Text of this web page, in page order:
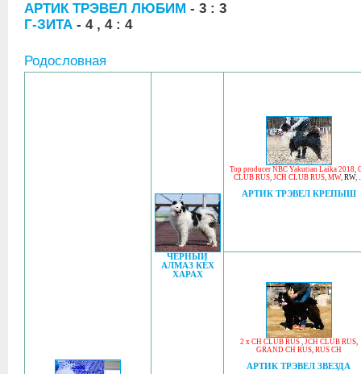
АРТИК ТРЭВЕЛ ЛЮБИМ - 3 : 3
Г-ЗИТА - 4 , 4 : 4
Родословная
ЧЕРНЫЙ
АЛМАЗ КЁХ
ХАРАХ
Top producer NBC Yakutian Laika 2018,
CLUB RUS, JCH CLUB RUS, MW, RW,
АРТИК ТРЭВЕЛ КРЕПЫШ
2 x CH CLUB RUS, JCH CLUB RUS,
GRAND CH RUS, RUS CH
АРТИК ТРЭВЕЛ ЗВЕЗДА